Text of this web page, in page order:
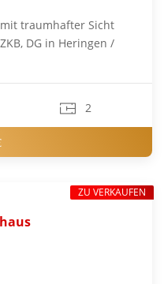
mit traumhafter Sicht
DG in Heringen /
2
ZU VERKAUFEN